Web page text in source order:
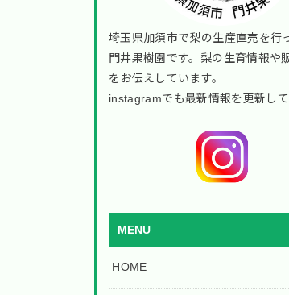
埼玉県加須市で梨の生産直売を行
門井果樹園です。梨の生育情報や
をお伝えしています。
instagramでも最新情報を更新して
MENU
HOME